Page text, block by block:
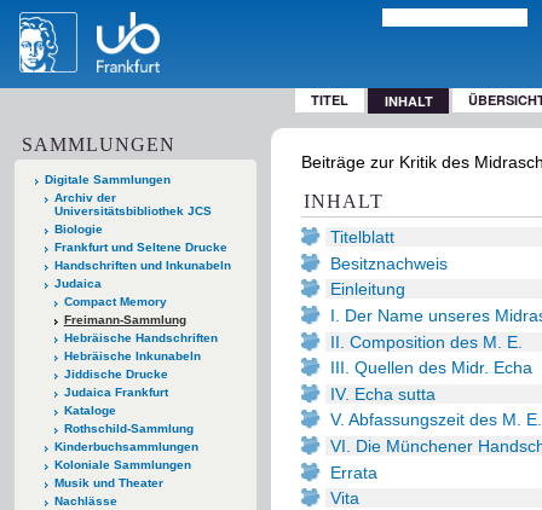
TITEL INHALT
SAMMLUNGEN
Digitale Sammlungen
Archiv der
Universitätsbibliothek JCS
Biologie
Frankfurt und Seltene Drucke
Handschriften und Inkunabeln
Judaica
Compact Memory
Freimann-Sammlung
Hebräische Handschriften
Hebräische Inkunabeln
Jiddische Drucke
Judaica Frankfurt
Kataloge
Rothschild-Sammlung
Kinderbuchsammlungen
Koloniale Sammlungen
Musik und Theater
Nachlässe
Beiträge zur Kritik des
INHALT
Titelblatt
Besitznachweis
Einleitung
I. Der Name unseres
II. Composition des M. E.
III. Quellen des Midr. Echa
IV. Echa sutta
V. Abfassungszeit des M. E.
VI. Die Münchener
Errata
Vita